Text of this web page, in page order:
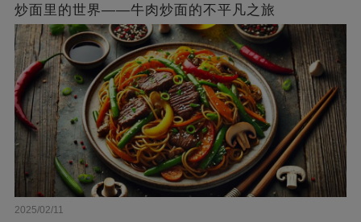
炒面里的世界——牛肉炒面的不平凡之旅
2025/02/11